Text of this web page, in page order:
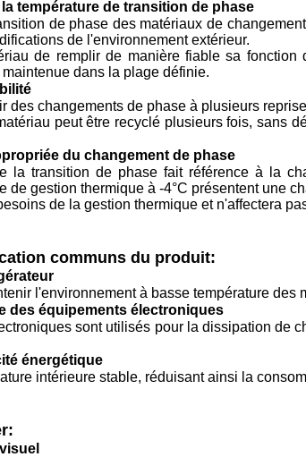
température de transition de phase
de phase des matériaux de
de l'environnement extérieur.
de remplir de manière fiable sa
dans la plage définie.
des changements de phase à plusieurs
peut être recyclé plusieurs fois, sans
du changement de phase
la transition de phase fait référence à la
de gestion thermique à -4°C présentent une
de la gestion thermique et n'affectera
communs du produit:
l'environnement à basse température
des équipements électroniques
sont utilisés pour la dissipation de
énergétique
intérieure stable, réduisant ainsi la